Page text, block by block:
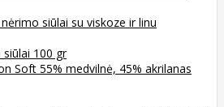
siūlai su viskoze ir linu
siūlai 100 gr
Soft 55% medvilnė, 45% akrilanas